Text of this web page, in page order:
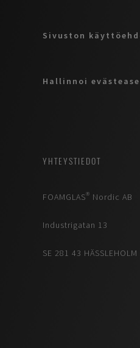
Sivuston
Hallinnoi
YHTEYSTIEDOT
FOAMGLAS® Nordic AB
Industrigatan 13
SE 281 43 HÄSSLEHOLM